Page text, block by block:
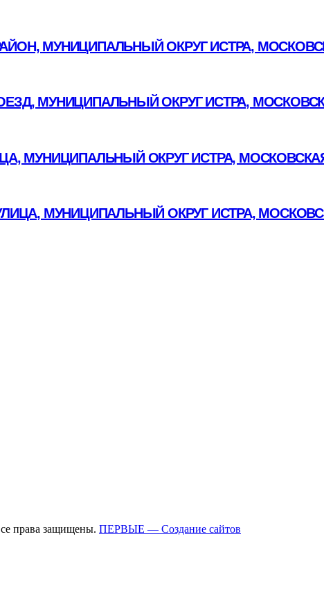
МУНИЦИПАЛЬНЫЙ ОКРУГ ИСТРА,
МУНИЦИПАЛЬНЫЙ ОКРУГ ИСТРА,
МУНИЦИПАЛЬНЫЙ ОКРУГ ИСТРА,
МУНИЦИПАЛЬНЫЙ ОКРУГ ИСТРА,
защищены. ПЕРВЫЕ — Создание сайтов